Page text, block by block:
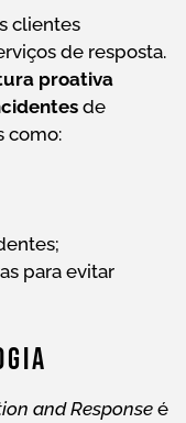
clientes
de resposta.
proativa
de
como:
para evitar
and Response é